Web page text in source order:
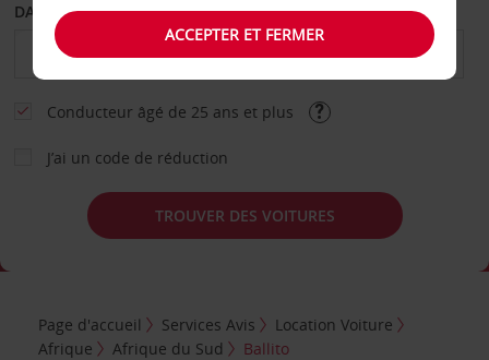
DATE DE DÉBUT DATE DE FIN
Conducteur âgé de 25 ans et plus
J’ai un code de réduction
TROUVER DES VOITURES
Page d'accueil Services Avis
Location Voiture
Afrique
Afrique du Sud Ballito
ACCEPTER ET FERMER